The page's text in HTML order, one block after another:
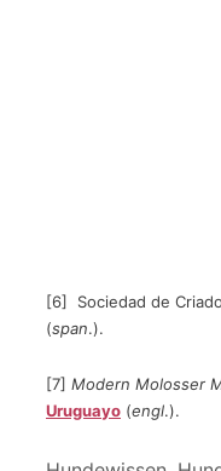
[6] Sociedad de
(span.).
[7] Modern Molosser
Uruguayo (engl.).